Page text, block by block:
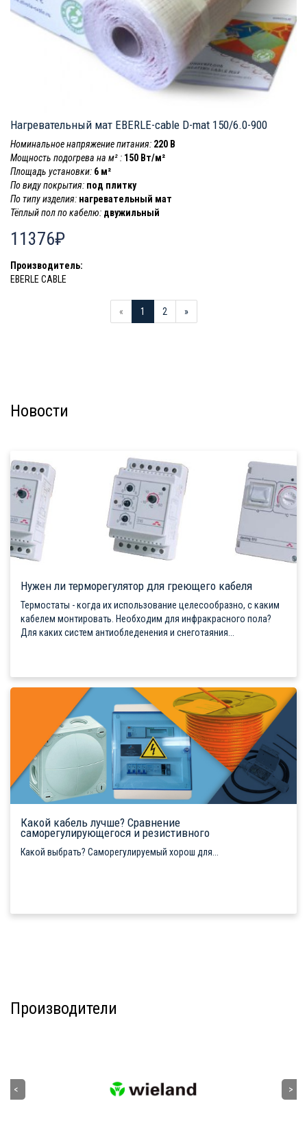
Нагревательный мат EBERLE-cable D-mat 150/6.0-900
Номинальное напряжение питания: 220 В
Мощность подогрева на м² : 150 Вт/м²
Площадь установки: 6 м²
По виду покрытия: под плитку
По типу изделия: нагревательный мат
Тёплый пол по кабелю: двужильный
11376₽
Производитель:
EBERLE CABLE
« 1 2 »
Новости
Нужен ли терморегулятор для греющего кабеля
Термостаты - когда их использование целесообразно, с каким
кабелем монтировать. Необходим для инфракрасного пола?
Для каких систем антиобледенения и снеготаяния...
Какой кабель лучше? Сравнение
саморегулирующегося и резистивного
Какой выбрать? Саморегулируемый хорош для...
Производители